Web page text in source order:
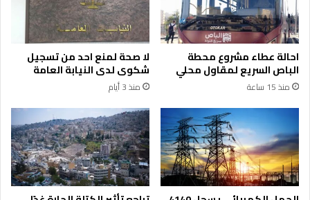
ن
ة
ل
ل
ث
ا
ن
و
ي
ا
ل
أ
ج
ن
احالة عطاء مشروع محطة
الباص السريع لمقاول محلي
منذ 15 ساعة
لا صحة لمنع احد من تسجيل
شكوى لدى النيابة العامة
منذ 3 أيام